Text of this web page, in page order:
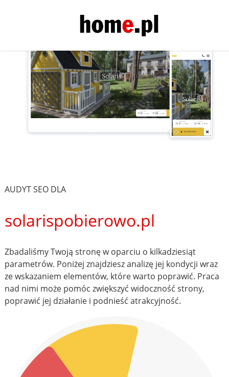
AUDYT SEO DLA
solarispobierowo.pl
Zbadaliśmy Twoją stronę w oparciu o kilkadziesiąt
parametrów. Poniżej znajdziesz analizę jej kondycji wraz
ze wskazaniem elementów, które warto poprawić. Praca
nad nimi może pomóc zwiększyć widoczność strony,
poprawić jej działanie i podnieść atrakcyjność.